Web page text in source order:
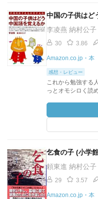
中国の子供はど
李凌燕 納村公子
30 3.86
Amazon.co.jp・本
感想・レビュー
これから勉強する
っとオモシロく読
乞食の子 (小学
頼東進 納村公子
29 3.57
Amazon.co.jp・本